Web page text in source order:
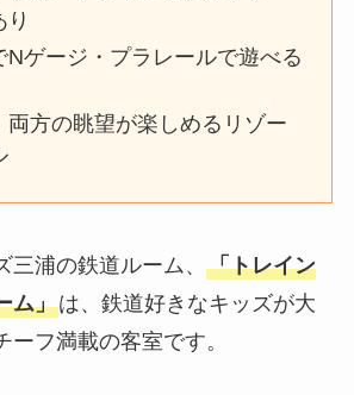
り
Nゲージ・プラレールで遊べる
両方の眺望が楽しめるリゾー
三浦の鉄道ルーム、 「トレイン
ム」は、鉄道好きなキッズが大
ーフ満載の客室です。